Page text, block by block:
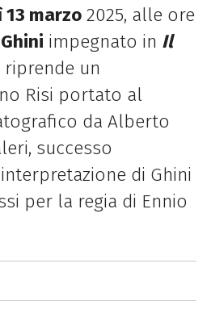
marzo2025, alle ore
impegnato in Il
riprende un
Risi portato al
da Alberto
successo
di Ghini
per la regia di Ennio